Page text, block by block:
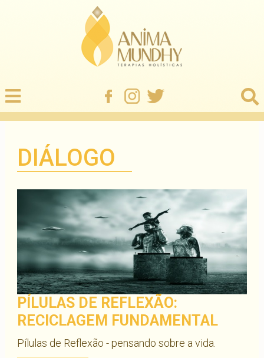
DIÁLOGO
PÍLULAS DE REFLEXÃO:
RECICLAGEM FUNDAMENTAL
Pílulas de Reflexão - pensando sobre a vida.